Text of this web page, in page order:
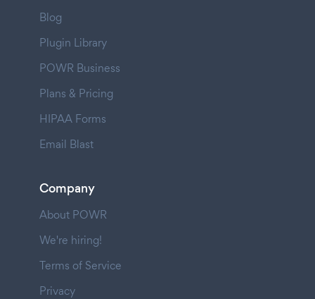
Blog
Plugin Library
POWR Business
Plans & Pricing
HIPAA Forms
Email Blast
Company
About POWR
We're hiring!
Terms of Service
Privacy